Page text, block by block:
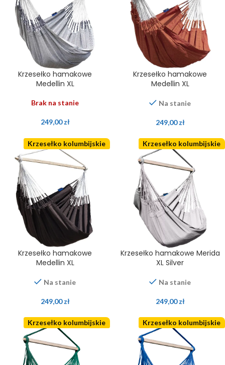
Krzesełko hamakowe
Medellin XL
Brak na stanie
249,00zł
Krzesełko hamakowe
Medellin XL
Na stanie
249,00zł
Krzesełko kolumbijskie
Krzesełko hamakowe
Medellin XL
Na stanie
249,00zł
Krzesełko kolumbijskie
Krzesełko hamakowe Merida
XL Silver
Na stanie
249,00zł
Krzesełko kolumbijskie Krzesełko kolumbijskie